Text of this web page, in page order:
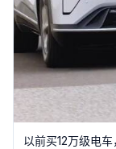
以前买12万级电